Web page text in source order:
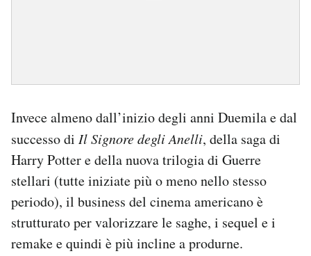
Invece almeno dall’inizio degli anni Duemila e dal
successo di Il Signore degli Anelli, della saga di
Harry Potter e della nuova trilogia di Guerre
stellari (tutte iniziate più o meno nello stesso
periodo), il business del cinema americano è
strutturato per valorizzare le saghe, i sequel e i
remake e quindi è più incline a produrne.